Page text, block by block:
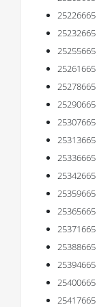
25226665
25232665
25255665
25261665
25278665
25290665
25307665
25313665
25336665
25342665
25359665
25365665
25371665
25388665
25394665
25400665
25417665